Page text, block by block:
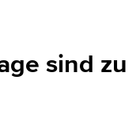
sind zu